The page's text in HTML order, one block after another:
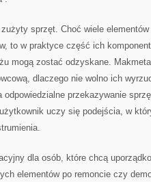
sprzęt. Choć wiele
to w praktyce część ich
mogą zostać odzyskane.
dlaczego nie wolno ich
odpowiedzialne przekazywanie
uczy się podejścia, w
dla osób, które chcą
elementów po remoncie czy